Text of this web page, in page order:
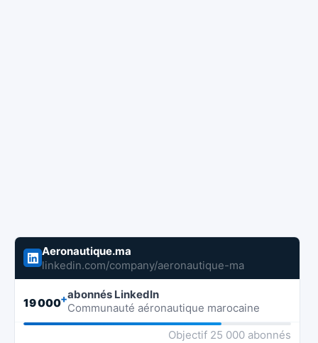
Aeronautique.ma
linkedin.com/company/aeronautique-ma
19 000+abonnés LinkedIn
Communauté aéronautique marocaine
Objectif 25 000 abonnés